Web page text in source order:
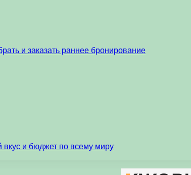
и заказать раннее бронирование
и бюджет по всему миру